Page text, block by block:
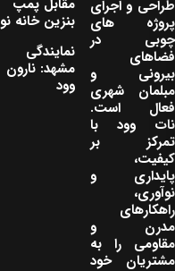
طراحی و اجرای
پروژه های
چوبی در
فضاهای
بیرونی و
مبلمان شهری
فعال است.
نات وود با
تمرکز بر
کیفیت،
پایداری و
نوآوری،
راهکارهای
مدرن و
مقاومی را به
مشتریان خود
بنزین خانه نو
نمایندگی
مشهد: نارون
وود